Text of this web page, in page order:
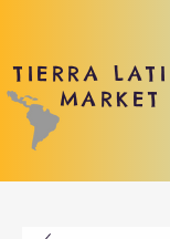
TIERRA
MARKET